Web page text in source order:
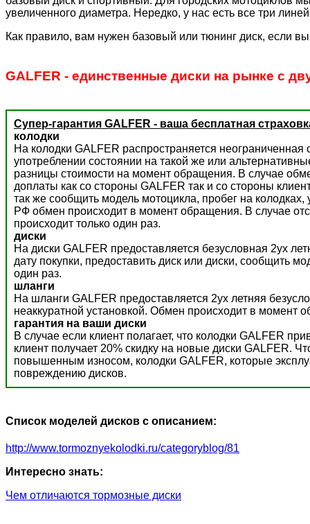
увеличенного диаметра. Нередко, у нас есть все три
Как правило, вам нужен базовый или тюнинг диск, если
GALFER - единственные диски на рынке с
Супер-гарантия GALFER - ваша бесплатная
колодки
На колодки GALFER распространяется
употреблении состоянии на такой же или
разницы стоимости на момент обращения. В случае
доплаты как со стороны GALFER так и со стороны
так же сообщить модель мотоцикла, пробег на
РФ обмен происходит в момент обращения. В случае
происходит только один раз.
диски
На диски GALFER предоставляется безусловная 2ух
дату покупки, предоставить диск или диски, сообщить
один раз.
шланги
На шланги GALFER предоставляется 2ух летняя
неаккуратной установкой. Обмен происходит в момент
гарантия на ваши диски
В случае если клиент полагает, что колодки GALFER
клиент получает 20% скидку на новые диски GALFER.
повышенным износом, колодки GALFER, которые
повреждению дисков.
Список моделей дисков с описанием:
http://www.tormoznyekolodki.ru/categoryblog/81
Интересно знать:
Чем отличаются тормозные диски